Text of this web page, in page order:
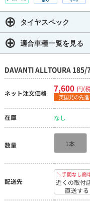
タイヤスペック
適合車種一覧を見る
DAVANTI ALLTOURA 185/
ネット注文価格 7,600 円(
英国発の先
在庫 なし
数量 1本
配送先
＼手間なし簡
近くの取付
直送する